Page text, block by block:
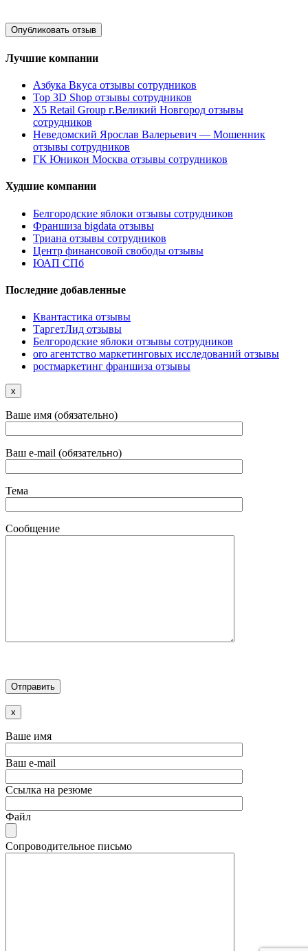
Лучшие компании
Азбука Вкуса отзывы сотрудников
Top 3D Shop отзывы сотрудников
X5 Retail Group г.Великий Новгород отзывы
сотрудников
Неведомский Ярослав Валерьевич — Мошенник
отзывы сотрудников
ГК Юникон Москва отзывы сотрудников
Худшие компании
Белгородские яблоки отзывы сотрудников
Франшиза bigdata отзывы
Триана отзывы сотрудников
Центр финансовой свободы отзывы
ЮАП СПб
Последние добавленные
Квантастика отзывы
ТаргетЛид отзывы
Белгородские яблоки отзывы сотрудников
oro агентство маркетинговых исследований отзывы
ростмаркетинг франшиза отзывы
x
Ваше имя (обязательно)
Ваш e-mail (обязательно)
Тема
Сообщение
x
Ваше имя
Ваш e-mail
Ссылка на резюме
Файл
Сопроводительное письмо